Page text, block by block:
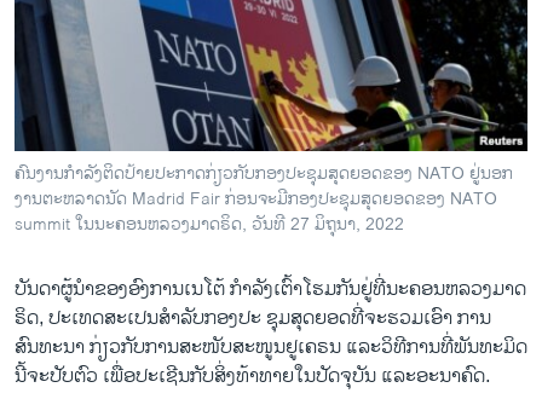
ວິທະຍາສາດ-ເທັກໂນໂລຈີ
ທຸລະກິດ
ພາສາອັງກິດ
ວີດີໂອ
ສຽງ
ລາຍງານ
ພາສາຕ່າງໆ
ຄົນ​ງານ​ກຳ​ລັງ​ຕິດ​ປ້າຍ​ປະ​ກາດກ່ຽວ​ກັບກອງປະ​ຊຸມ​ສຸດຍອດຂອງ NATO ​ຢູ່ນອກ​
ງານ​ຕະ​ຫລາດ​ນັດ Madrid Fair ກ່ອນ​ຈະ​ມີ​ກອງ​ປະ​ຊຸມ​ສຸດຍອດ​ຂອງ NATO
summit ໃນ​ນະ​ຄອນ​ຫລວງ​ມາດ​ຣິດ, ວັນ​ທີ 27 ມິ​ຖຸ​ນາ, 2022
ບັນດາຜູ້ນຳຂອງອົງການເນໂຕ້ ກໍາລັງເຕົ້າໂຮມກັນຢູ່ທີ່ນະ​ຄອນ​ຫລວງ​ມາ​ດ​
ຣິດ, ປະເທດສະເປນສຳ​ລັບ​ກອງປະ ຊຸມສຸດຍອດທີ່ຈະຮວມເອົາ ການ
ສົນທະນາ ກ່ຽວກັບການສະໜັບສະໜູນຢູເຄຣນ ແລະວິທີການທີ່​ພັນທະມິດ
ນີ້ຈະປັບຕົວ ເພື່ອປະເຊີນກັບສິ່ງທ້າທາຍໃນປັດຈຸບັນ ແລະອະນາຄົດ.